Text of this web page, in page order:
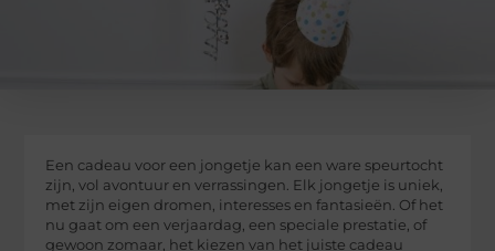
Een cadeau voor een jongetje kan een ware speurtocht
zijn, vol avontuur en verrassingen. Elk jongetje is uniek,
met zijn eigen dromen, interesses en fantasieën. Of het
nu gaat om een verjaardag, een speciale prestatie, of
gewoon zomaar, het kiezen van het juiste cadeau